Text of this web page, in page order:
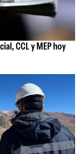
CCL y MEP hoy